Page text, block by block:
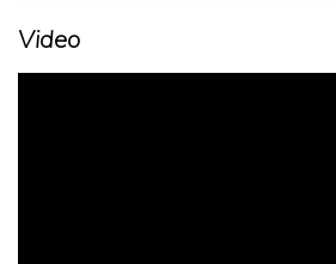
Video